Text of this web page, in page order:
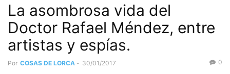
La asombrosa vida del
Doctor Rafael Méndez, entre
artistas y espías.
Por COSAS DE LORCA - 30/01/2017 0